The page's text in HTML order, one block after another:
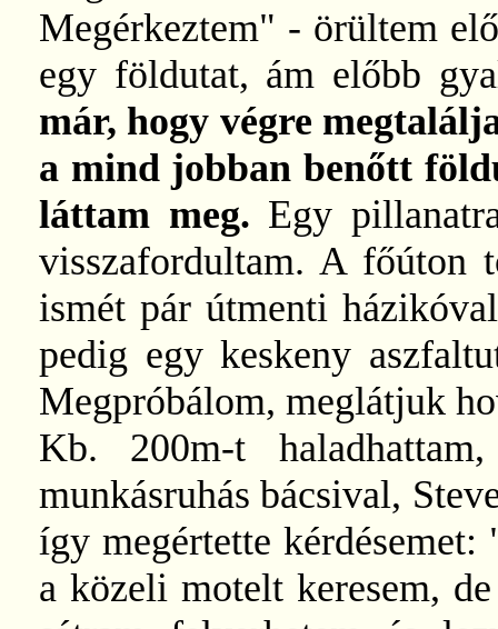
Megérkeztem" - örültem
egy földutat, ám előbb
már, hogy végre
a mind jobban benőtt
láttam meg. Egy
visszafordultam. A főúton
ismét pár útmenti
pedig egy keskeny
Megpróbálom, meglátjuk
Kb. 200m-t
munkásruhás bácsival,
így megértette
a közeli motelt keresem,